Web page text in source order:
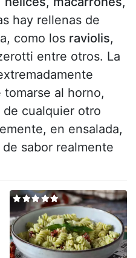
hay rellenas de
como los raviolis,
entre otros. La
al horno,
cualquier otro
en ensalada,
sabor realmente